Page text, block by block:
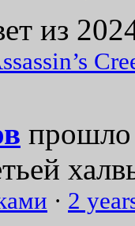
из
прошло
· 2